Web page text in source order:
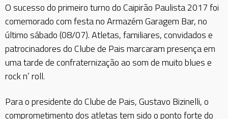
O sucesso do primeiro turno do Caipirão Paulista 2017 foi
comemorado com festa no Armazém Garagem Bar, no
último sábado (08/07). Atletas, familiares, convidados e
patrocinadores do Clube de Pais marcaram presença em
uma tarde de confraternização ao som de muito blues e
rock n’ roll.
Para o presidente do Clube de Pais, Gustavo Bizinelli, o
comprometimento dos atletas tem sido o ponto forte do